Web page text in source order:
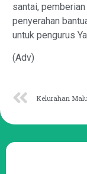
santai,
penyerahan
untuk pengurus
(Adv)